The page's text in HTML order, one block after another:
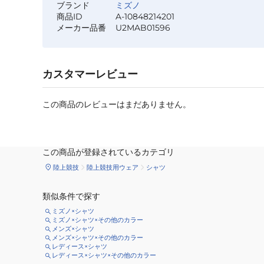
ブランド
ミズノ
商品ID
A-10848214201
メーカー品番
U2MAB01596
カスタマーレビュー
この商品のレビューはまだありません。
この商品が登録されているカテゴリ
陸上競技 陸上競技用ウェア シャツ
類似条件で探す
ミズノ×シャツ
ミズノ×シャツ×その他のカラー
メンズ×シャツ
メンズ×シャツ×その他のカラー
レディース×シャツ
レディース×シャツ×その他のカラー